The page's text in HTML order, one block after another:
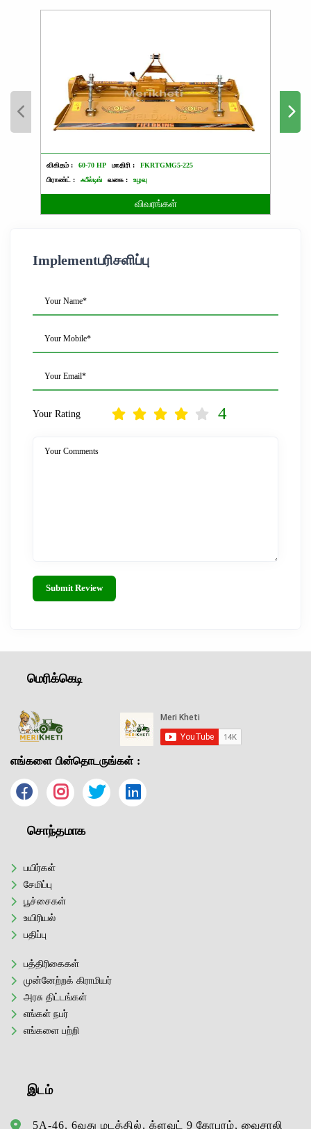
விகிதம் : 60-70 HP மாதிரி :
FKRTGMG5-225
பிராண்ட் :
ஃபீல்டிங் வகை : உழவு
விவரங்கள்
Implementபரிசளிப்பு
Your Name*
Your Mobile*
Your Email*
Your Rating 4
Your Comments
Submit Review
மெரிக்கெடி
எங்களை பின்தொடருங்கள் :
சொந்தமாக
பயிர்கள்
சேமிப்பு
பூச்சைகள்
உயிரியல்
பதிப்பு
பத்திரிகைகள்
முன்னேற்றக் கிராமியர்
அரசு திட்டங்கள்
எங்கள் நபர்
எங்களை பற்றி
இடம்
5A-46, 6வது மடத்தில், க்ளவுட் 9 கோபுரம், வைசாலி